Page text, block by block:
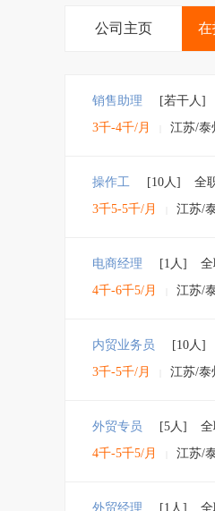
公司主页 在
销售助理 [若干人]
3千-4千/月
江苏/泰
操作工 [10人] 全
3千5-5千/月
江苏/
电商经理 [1人]
4千-6千5/月
江苏/
内贸业务员 [10人]
3千-5千/月
江苏/泰
外贸专员 [5人]
4千-5千5/月
江苏/
外贸经理 [1人]